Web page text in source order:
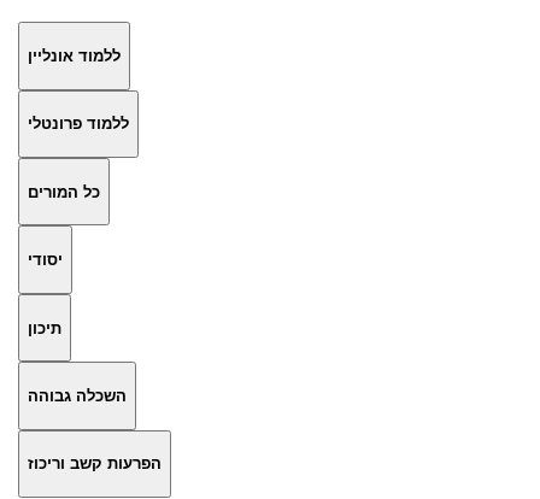
ללמוד אונליין
ללמוד פרונטלי
כל המורים
יסודי
תיכון
השכלה גבוהה
הפרעות קשב וריכוז